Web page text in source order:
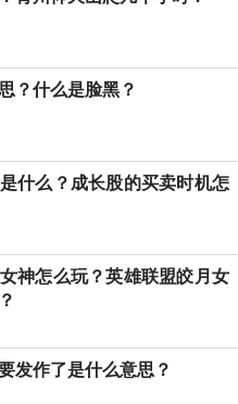
？什么是脸黑？
什么？成长股的买卖时机怎
神怎么玩？英雄联盟皎月女
发作了是什么意思？